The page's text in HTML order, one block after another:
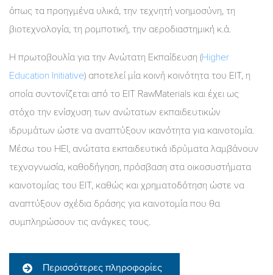
όπως τα προηγμένα υλικά, την τεχνητή νοημοσύνη, τη
βιοτεχνολογία, τη ρομποτική, την αεροδιαστημική κ.ά.
Η πρωτοβουλία για την Ανώτατη Εκπαίδευση (Higher
Education Initiative) αποτελεί μία κοινή κοινότητα του EIT, η
οποία συντονίζεται από το EIT RawMaterials και έχει ως
στόχο την ενίσχυση των ανώτατων εκπαιδευτικών
ιδρυμάτων ώστε να αναπτύξουν ικανότητα για καινοτομία.
Μέσω του HEI, ανώτατα εκπαιδευτικά ιδρύματα λαμβάνουν
τεχνογνωσία, καθοδήγηση, πρόσβαση στα οικοσυστήματα
καινοτομίας του ΕΙΤ, καθώς και χρηματοδότηση ώστε να
αναπτύξουν σχέδια δράσης για καινοτομία που θα
συμπληρώσουν τις ανάγκες τους.
Περισσότερες πληροφορίες